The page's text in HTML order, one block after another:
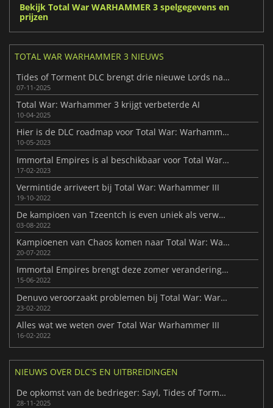
Bekijk Total War WARHAMMER 3 spelgegevens en
prijzen
TOTAL WAR WARHAMMER 3 NIEUWS
Tides of Torment DLC brengt drie nieuwe Lords naar Warhammer III
07-11-2025
Total War: Warhammer 3 krijgt verbeterde AI
10-04-2025
Hier is de DLC roadmap voor Total War: Warhammer III
10-05-2023
Immortal Empires is al beschikbaar voor Total War: Warhammer III
17-02-2023
Vermintide arriveert bij Total War: Warhammer III
19-10-2022
De kampioen van Tzeentch is even uniek als verwacht in Total War: Warhammer III
03-08-2022
Kampioenen van Chaos komen naar Total War: Warhammer III
20-07-2022
Immortal Empires brengt deze zomer veranderingen in Total War: Warhammer III
15-06-2022
Denuvo veroorzaakt problemen bij Total War: Warhammer III
23-02-2022
Alles wat we weten over Total War Warhammer III
16-02-2022
NIEUWS OVER DLC'S EN UITBREIDINGEN
De opkomst van de bedrieger: Sayl, Tides of Torment
28-11-2025